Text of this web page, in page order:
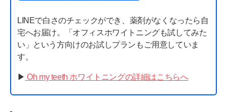
LINEで白さのチェックができ、薬剤がなくなったら自
宅へお届け。「オフィスホワイトニングも試してみた
い」という方向けのお試しプランもご用意していま
す。
▶︎ Oh my teeth ホワイトニングの詳細はこちらへ